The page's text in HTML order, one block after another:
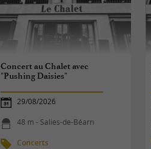
Concert au Chalet avec
"Pushing Daisies"
29/08/2026
48 m - Salies-de-Béarn
Concerts